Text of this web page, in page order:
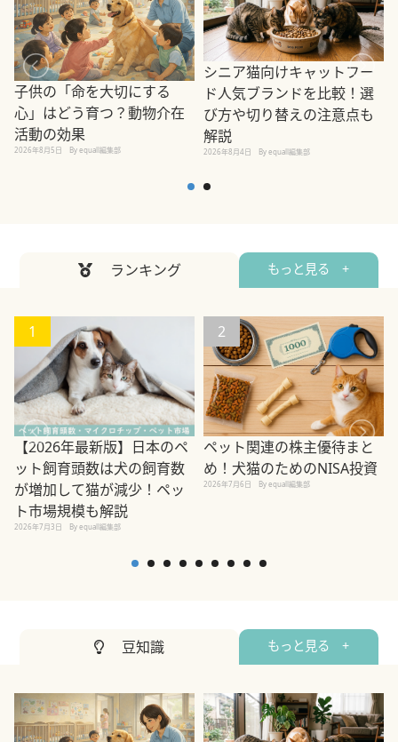
子供の「命を大切にする
心」はどう育つ？動物介在
活動の効果
2026年8月5日 By equall編集部
シニア猫向けキャットフー
ド人気ブランドを比較！選
び方や切り替えの注意点も
解説
2026年8月4日 By equall編集部
ランキング もっと見る +
1
【2026年最新版】日本のペ
ット飼育頭数は犬の飼育数
が増加して猫が減少！ペッ
ト市場規模も解説
2026年7月3日 By equall編集部
2
ペット関連の株主優待まと
め！犬猫のためのNISA投資
2026年7月6日 By equall編集部
豆知識 もっと見る +